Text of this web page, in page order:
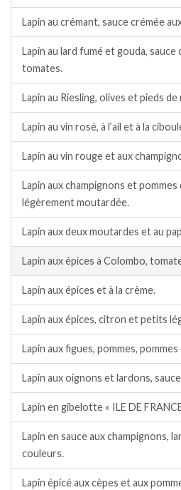
Lapin au crémant, sauce crémée
Lapin au lard fumé et gouda,
tomates.
Lapin au Riesling, olives et pieds
Lapin au vin rosé, à l’ail et à la
Lapin au vin rouge et aux
Lapin aux champignons et
légèrement moutardée.
Lapin aux deux moutardes et au
Lapin aux épices à Colombo,
Lapin aux épices et à la crème.
Lapin aux épices, citron et petits
Lapin aux figues, pommes,
Lapin aux oignons et lardons,
Lapin en gibelotte « ILE DE
Lapin en sauce aux champignons,
couleurs.
Lapin épicé aux cèpes et aux